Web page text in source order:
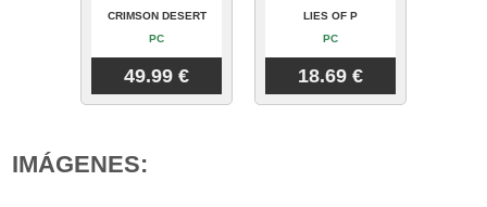
CRIMSON DESERT
PC
49.99 €
LIES OF P
PC
18.69 €
IMÁGENES: